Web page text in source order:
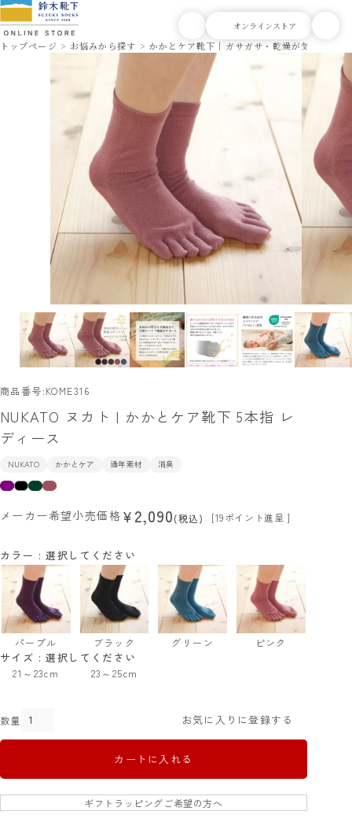
トップページ お悩みから探す かかとケア靴下｜ガサガサ・乾燥が気になる方
商品番号 KOME316
NUKATO ヌカト | かかとケア靴下 5本指 レ
ディース
NUKATO かかとケア 通年素材 消臭
メーカー希望小売価格 ¥2,090 税込 [19ポイント進呈 ]
サイズ 選択してください
21～23cm 23～25cm
カラー 選択してください
パープル ブラック グリーン ピンク
お気に入りに登録する
カートに入れる
ギフトラッピングご希望の方へ